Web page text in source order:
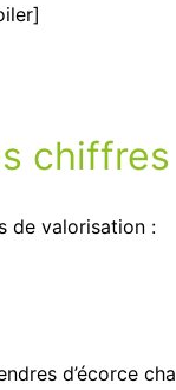
chiffres
de valorisation :
d’écorce